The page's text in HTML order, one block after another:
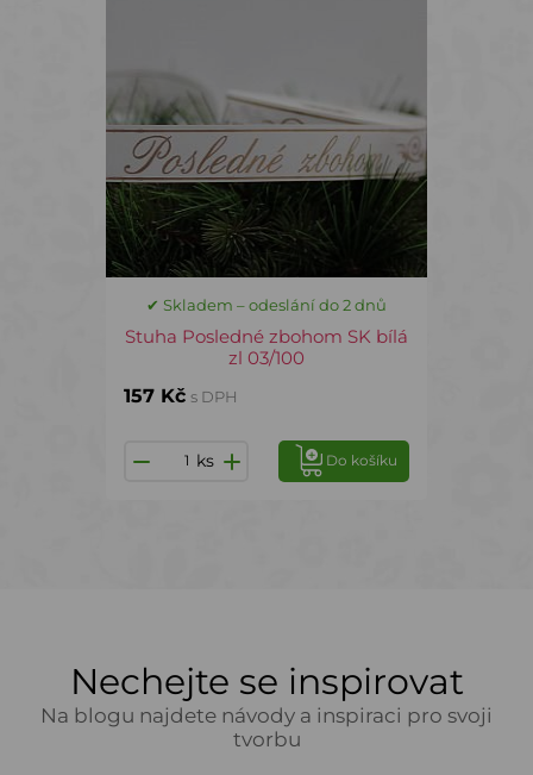
✔ Skladem – odeslání do 2 dnů
Stuha Posledné zbohom SK bílá
zl 03/100
157 Kč s DPH
ks Do košíku
Nechejte se inspirovat
Na blogu najdete návody a inspiraci pro svoji
tvorbu